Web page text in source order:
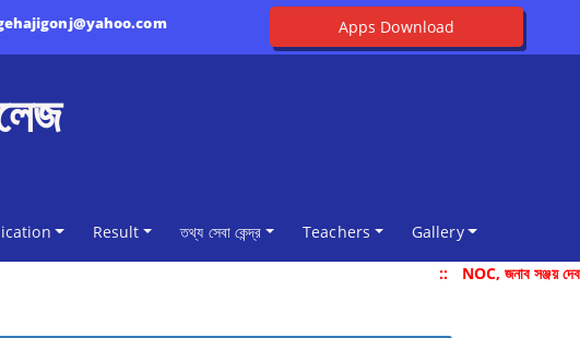
Apps Download
Result তথ্য সেবা কেন্দ্র Teachers
Gallery
:: NOC, জনাব সঞ্জয়